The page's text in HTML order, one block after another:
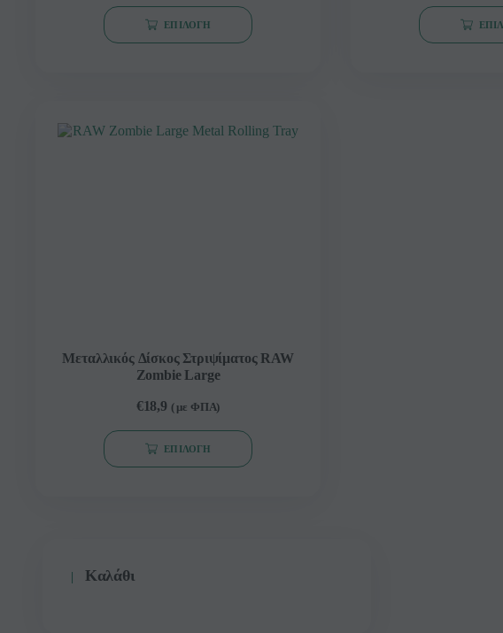
ΕΠΙΛΟΓΉ
Μεταλλικός Δίσκος Στριψίματος RAW
Zombie Large
€18,9 ( με ΦΠΑ)
ΕΠΙΛΟΓΉ
Καλάθι